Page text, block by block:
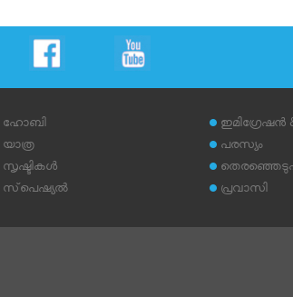
ഹോബി
യാത്ര
സൃഷ്ടികള്‍
സ്‌പെഷ്യല്‍
ഇമിഗ്രേഷന്‍
പരസ്യം
പ്രവാസി